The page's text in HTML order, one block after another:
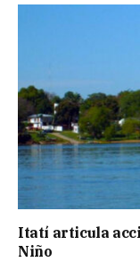
Itatí articula
Niño